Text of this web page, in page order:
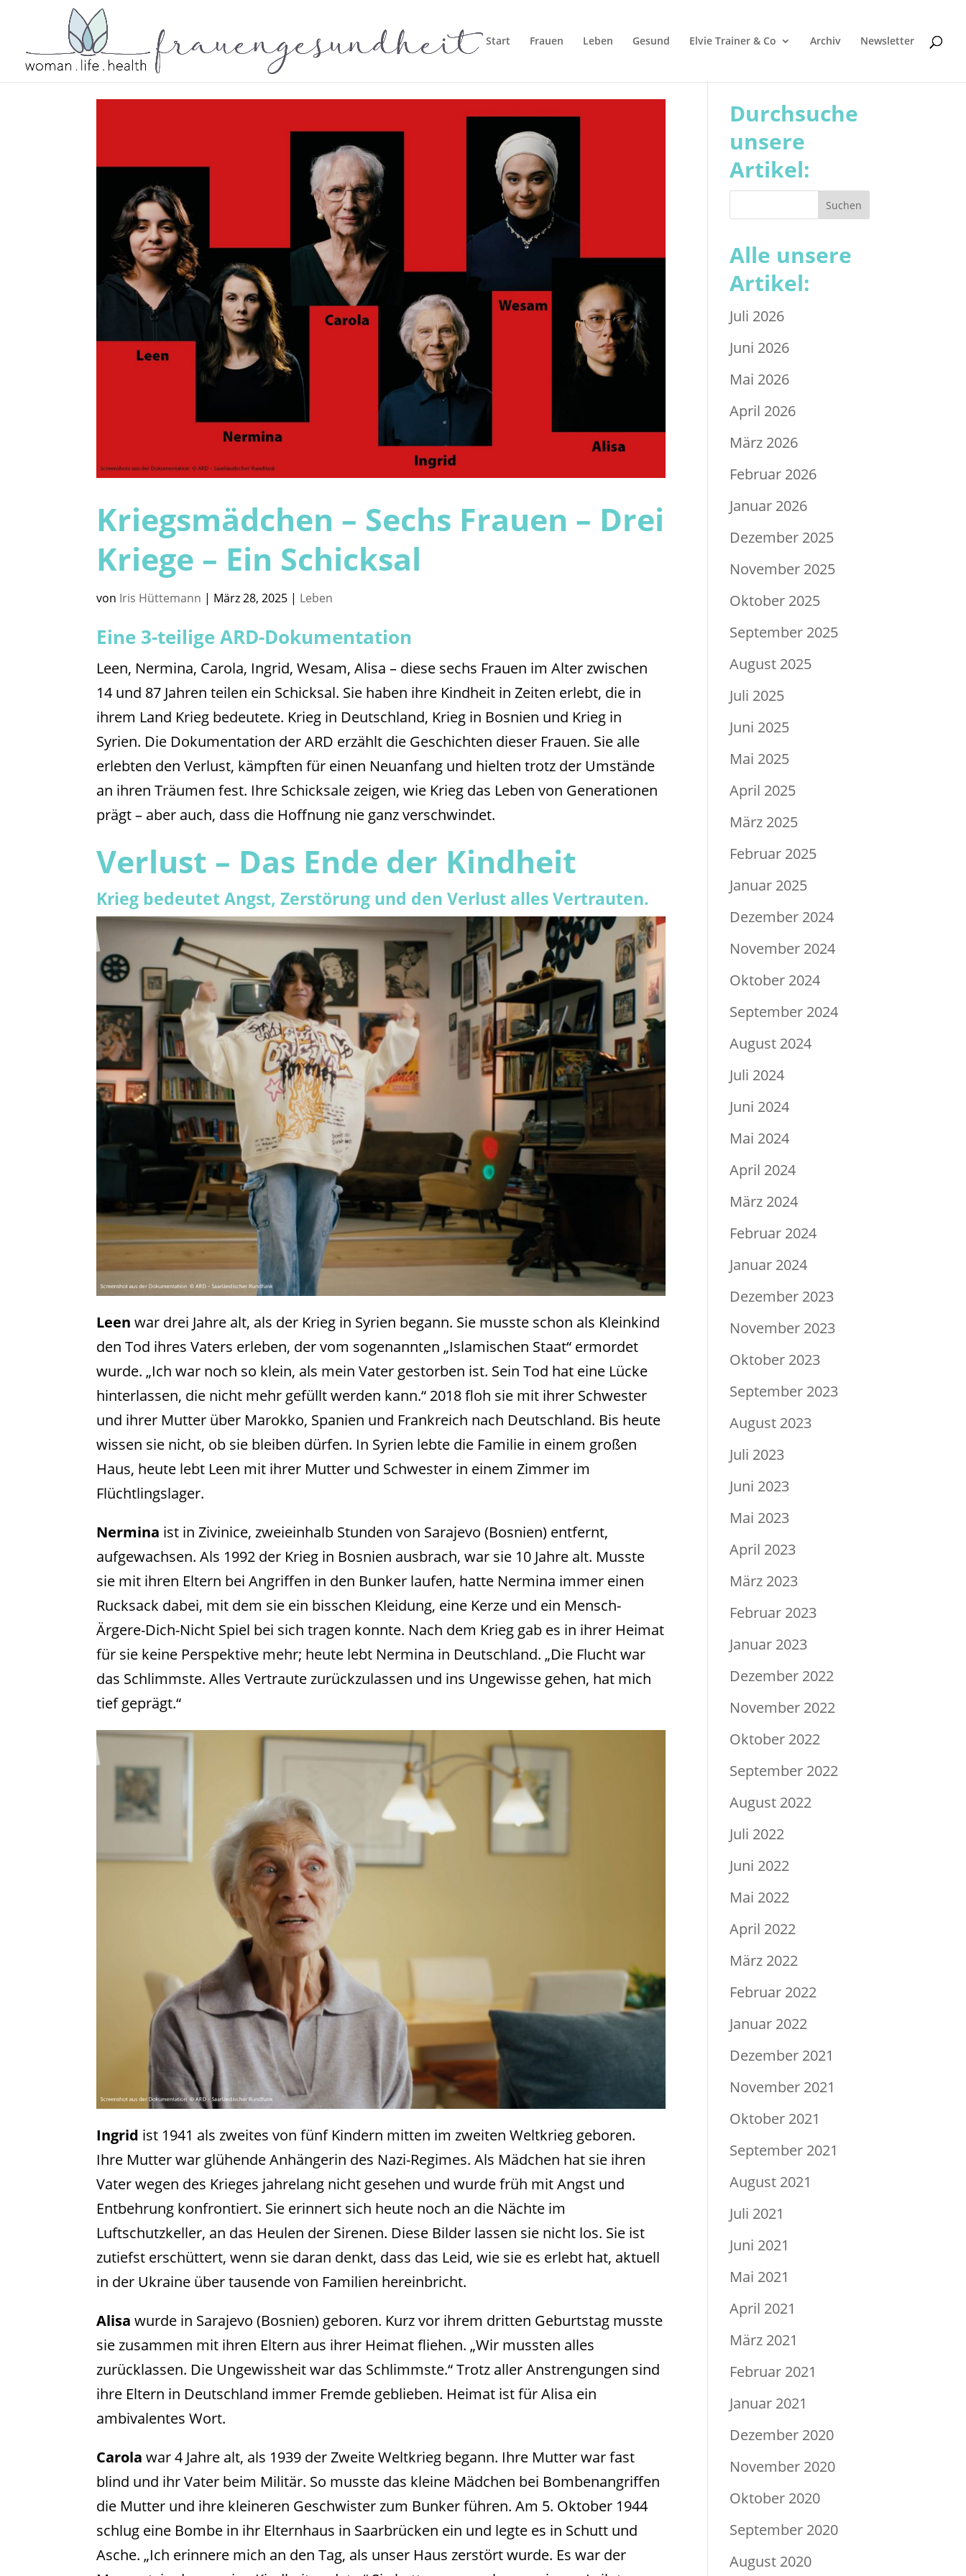
Start Frauen Leben Gesund Elvie Trainer & Co Archiv Newsletter
Kriegsmädchen – Sechs Frauen – Drei
Kriege – Ein Schicksal
von Iris Hüttemann | März 28, 2025 | Leben
Eine 3-teilige ARD-Dokumentation
Leen, Nermina, Carola, Ingrid, Wesam, Alisa – diese sechs Frauen im Alter zwischen
14 und 87 Jahren teilen ein Schicksal. Sie haben ihre Kindheit in Zeiten erlebt, die in
ihrem Land Krieg bedeutete. Krieg in Deutschland, Krieg in Bosnien und Krieg in
Syrien. Die Dokumentation der ARD erzählt die Geschichten dieser Frauen. Sie alle
erlebten den Verlust, kämpften für einen Neuanfang und hielten trotz der Umstände
an ihren Träumen fest. Ihre Schicksale zeigen, wie Krieg das Leben von Generationen
prägt – aber auch, dass die Hoffnung nie ganz verschwindet.
Verlust – Das Ende der Kindheit
Krieg bedeutet Angst, Zerstörung und den Verlust alles Vertrauten.
Leen war drei Jahre alt, als der Krieg in Syrien begann. Sie musste schon als Kleinkind
den Tod ihres Vaters erleben, der vom sogenannten „Islamischen Staat“ ermordet
wurde. „Ich war noch so klein, als mein Vater gestorben ist. Sein Tod hat eine Lücke
hinterlassen, die nicht mehr gefüllt werden kann.“ 2018 floh sie mit ihrer Schwester
und ihrer Mutter über Marokko, Spanien und Frankreich nach Deutschland. Bis heute
wissen sie nicht, ob sie bleiben dürfen. In Syrien lebte die Familie in einem großen
Haus, heute lebt Leen mit ihrer Mutter und Schwester in einem Zimmer im
Flüchtlingslager.
Nermina ist in Zivinice, zweieinhalb Stunden von Sarajevo (Bosnien) entfernt,
aufgewachsen. Als 1992 der Krieg in Bosnien ausbrach, war sie 10 Jahre alt. Musste
sie mit ihren Eltern bei Angriffen in den Bunker laufen, hatte Nermina immer einen
Rucksack dabei, mit dem sie ein bisschen Kleidung, eine Kerze und ein Mensch-
Ärgere-Dich-Nicht Spiel bei sich tragen konnte. Nach dem Krieg gab es in ihrer Heimat
für sie keine Perspektive mehr; heute lebt Nermina in Deutschland. „Die Flucht war
das Schlimmste. Alles Vertraute zurückzulassen und ins Ungewisse gehen, hat mich
tief geprägt.“
Ingrid ist 1941 als zweites von fünf Kindern mitten im zweiten Weltkrieg geboren.
Ihre Mutter war glühende Anhängerin des Nazi-Regimes. Als Mädchen hat sie ihren
Vater wegen des Krieges jahrelang nicht gesehen und wurde früh mit Angst und
Entbehrung konfrontiert. Sie erinnert sich heute noch an die Nächte im
Luftschutzkeller, an das Heulen der Sirenen. Diese Bilder lassen sie nicht los. Sie ist
zutiefst erschüttert, wenn sie daran denkt, dass das Leid, wie sie es erlebt hat, aktuell
in der Ukraine über tausende von Familien hereinbricht.
Alisa wurde in Sarajevo (Bosnien) geboren. Kurz vor ihrem dritten Geburtstag musste
sie zusammen mit ihren Eltern aus ihrer Heimat fliehen. „Wir mussten alles
zurücklassen. Die Ungewissheit war das Schlimmste.“ Trotz aller Anstrengungen sind
ihre Eltern in Deutschland immer Fremde geblieben. Heimat ist für Alisa ein
ambivalentes Wort.
Carola war 4 Jahre alt, als 1939 der Zweite Weltkrieg begann. Ihre Mutter war fast
blind und ihr Vater beim Militär. So musste das kleine Mädchen bei Bombenangriffen
die Mutter und ihre kleineren Geschwister zum Bunker führen. Am 5. Oktober 1944
schlug eine Bombe in ihr Elternhaus in Saarbrücken ein und legte es in Schutt und
Asche. „Ich erinnere mich an den Tag, als unser Haus zerstört wurde. Es war der
Durchsuche
unsere
Artikel:
Alle unsere
Artikel:
Juli 2026
Juni 2026
Mai 2026
April 2026
März 2026
Februar 2026
Januar 2026
Dezember 2025
November 2025
Oktober 2025
September 2025
August 2025
Juli 2025
Juni 2025
Mai 2025
April 2025
März 2025
Februar 2025
Januar 2025
Dezember 2024
November 2024
Oktober 2024
September 2024
August 2024
Juli 2024
Juni 2024
Mai 2024
April 2024
März 2024
Februar 2024
Januar 2024
Dezember 2023
November 2023
Oktober 2023
September 2023
August 2023
Juli 2023
Juni 2023
Mai 2023
April 2023
März 2023
Februar 2023
Januar 2023
Dezember 2022
November 2022
Oktober 2022
September 2022
August 2022
Juli 2022
Juni 2022
Mai 2022
April 2022
März 2022
Februar 2022
Januar 2022
Dezember 2021
November 2021
Oktober 2021
September 2021
August 2021
Juli 2021
Juni 2021
Mai 2021
April 2021
März 2021
Februar 2021
Januar 2021
Dezember 2020
November 2020
Oktober 2020
September 2020
August 2020